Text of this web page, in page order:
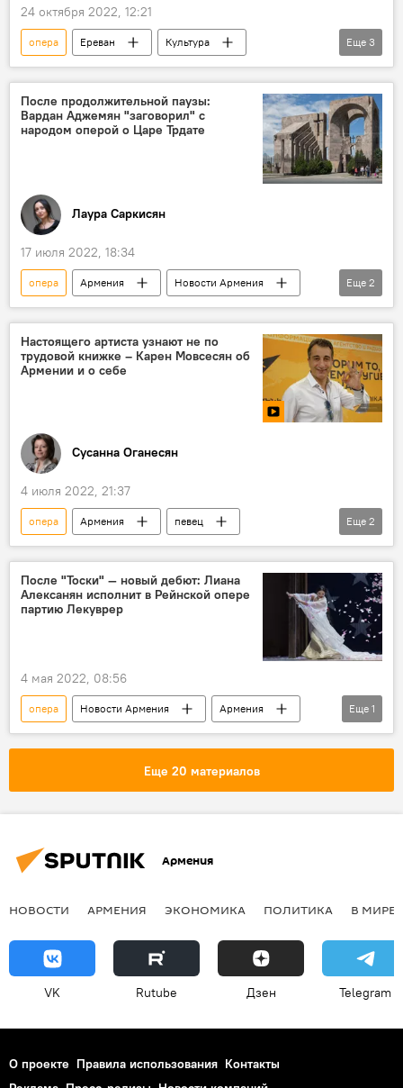
24 октября 2022, 12:21
опера Ереван
Культура
Армения
Новости Армения
Абхазия
Россия
Еще 3
После продолжительной паузы:
Вардан Аджемян "заговорил" с
народом оперой о Царе Трдате
Лаура Саркисян
17 июля 2022, 18:34
опера Армения
Новости Армения
Культура
Пресс-центр
Еще 2
Настоящего артиста узнают не по
трудовой книжке – Карен Мовсесян об
Армении и о себе
Сусанна Оганесян
4 июля 2022, 21:37
опера Армения
певец
режиссер
продюсер интервью
Еще 2
После "Тоски" — новый дебют: Лиана
Алексанян исполнит в Рейнской опере
партию Лекуврер
4 мая 2022, 08:56
опера Новости Армения
Армения
певица
Еще 1
Еще 20 материалов
Армения
НОВОСТИ АРМЕНИЯ ЭКОНОМИКА ПОЛИТИКА В МИРЕ
VK Rutube Дзен Telegram
О проекте Правила использования Контакты